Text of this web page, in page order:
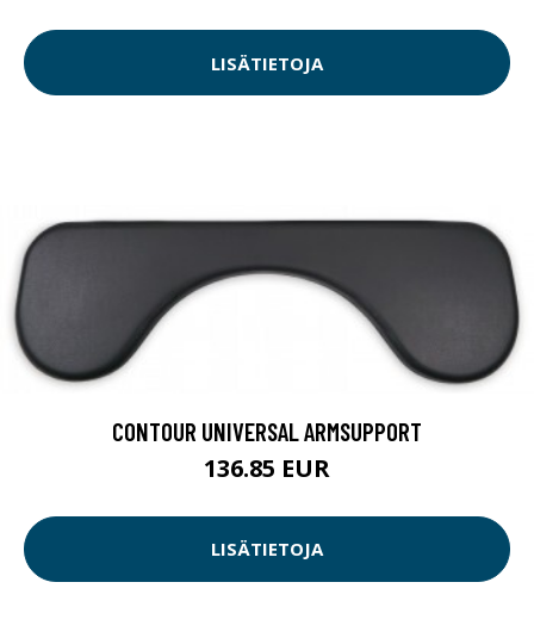
LISÄTIETOJA
CONTOUR UNIVERSAL ARMSUPPORT
136.85 EUR
LISÄTIETOJA